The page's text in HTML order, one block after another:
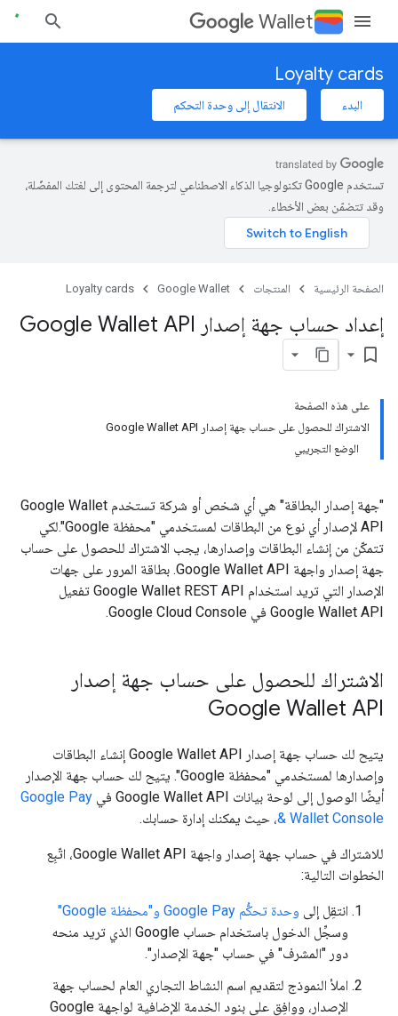
Wallet
Loyalty cards
البدء الانتقال إلى وحدة التحكم
تستخدم Google تكنولوجيا الذكاء الاصطناعي لترجمة المحتوى إلى لغتك المفضّلة،
وقد تتضمّن بعض الأخطاء.
الصفحة الرئيسية المنتجات Google Wallet
Loyalty cards
إعداد حساب جهة إصدار Google Wallet API
bookmark_border
على هذه الصفحة
الاشتراك للحصول على حساب جهة إصدار Google Wallet API
الوضع التجريبي
"جهة إصدار البطاقة" هي أي شخص أو شركة تستخدم Google Wallet
API لإصدار أي نوع من البطاقات لمستخدمي "محفظة Google".لكي
تتمكّن من إنشاء البطاقات وإصدارها، يجب الاشتراك للحصول على حساب
جهة إصدار واجهة Google Wallet API. بطاقة المرور على جهات
الإصدار التي تريد استخدام Google Wallet REST API تفعيل
Google Wallet API في Google Cloud Console.
الاشتراك للحصول على حساب جهة إصدار
Google Wallet API
يتيح لك حساب جهة إصدار Google Wallet API إنشاء البطاقات
وإصدارها لمستخدمي "محفظة Google". يتيح لك حساب جهة الإصدار
أيضًا الوصول إلى لوحة بيانات Google Wallet API في
Google Pay
& Wallet Console، حيث يمكنك إدارة حسابك.
للاشتراك في حساب جهة إصدار واجهة Google Wallet API، اتّبِع
الخطوات التالية:
انتقِل إلى وحدة تحكُّم Google Pay و"محفظة Google"
وسجِّل الدخول باستخدام حساب Google الذي تريد منحه
دور "المشرف" في حساب "جهة الإصدار".
املأ النموذج لتقديم اسم النشاط التجاري العام لحساب جهة
الإصدار، ووافِق على بنود الخدمة الإضافية لواجهة Google